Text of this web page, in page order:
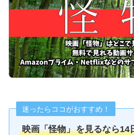
迷ったらココがおすすめ！
映画「怪物」を見るなら14